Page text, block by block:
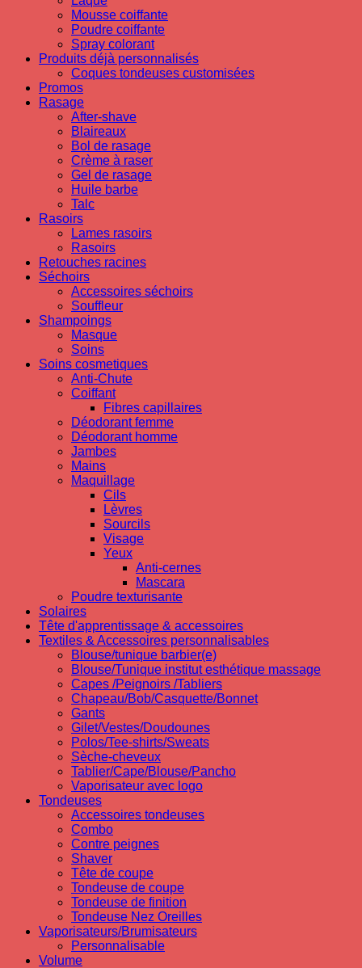
Mousse coiffante
Poudre coiffante
Spray colorant
Produits déjà personnalisés
Coques tondeuses customisées
Promos
Rasage
After-shave
Blaireaux
Bol de rasage
Crème à raser
Gel de rasage
Huile barbe
Talc
Rasoirs
Lames rasoirs
Rasoirs
Retouches racines
Séchoirs
Accessoires séchoirs
Souffleur
Shampoings
Masque
Soins
Soins cosmetiques
Anti-Chute
Coiffant
Fibres capillaires
Déodorant femme
Déodorant homme
Jambes
Mains
Maquillage
Cils
Lèvres
Sourcils
Visage
Yeux
Anti-cernes
Mascara
Poudre texturisante
Solaires
Tête d'apprentissage & accessoires
Textiles & Accessoires personnalisables
Blouse/tunique barbier(e)
Blouse/Tunique institut esthétique massage
Capes /Peignoirs /Tabliers
Chapeau/Bob/Casquette/Bonnet
Gants
Gilet/Vestes/Doudounes
Polos/Tee-shirts/Sweats
Sèche-cheveux
Tablier/Cape/Blouse/Pancho
Vaporisateur avec logo
Tondeuses
Accessoires tondeuses
Combo
Contre peignes
Shaver
Tête de coupe
Tondeuse de coupe
Tondeuse de finition
Tondeuse Nez Oreilles
Vaporisateurs/Brumisateurs
Personnalisable
Volume